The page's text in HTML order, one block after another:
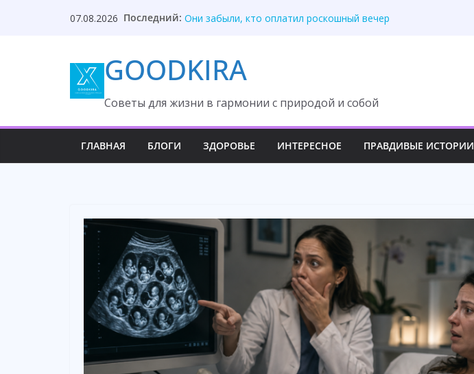
07.08.2026 Последний: Твой приблудыш не получит с наследства ни
Она ждала измену, но встретила правду
После унижения невестка изменила свою жизнь
GOODKIRA
Cоветы для жизни в гармонии с природой и собой
ГЛАВНАЯ БЛОГИ ЗДОРОВЬЕ ИНТЕРЕСНОЕ ПРАВДИВЫЕ ИСТОРИИ